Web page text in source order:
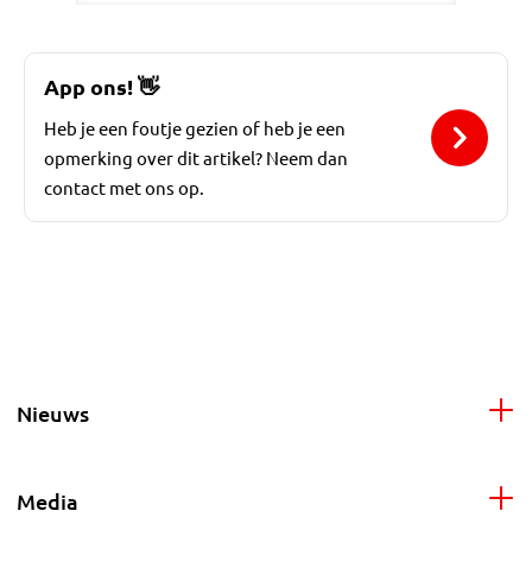
App ons!👋
Heb je een foutje gezien of heb je een
opmerking over dit artikel? Neem dan
contact met ons op.
Nieuws
Media